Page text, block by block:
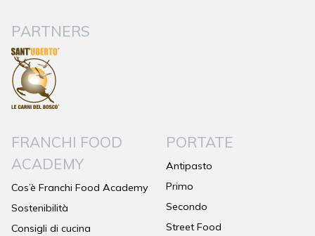
PARTNERS
FRANCHI FOOD
ACADEMY
Cos’è Franchi Food Academy
Sostenibilità
Consigli di cucina
PORTATE
Antipasto
Primo
Secondo
Street Food